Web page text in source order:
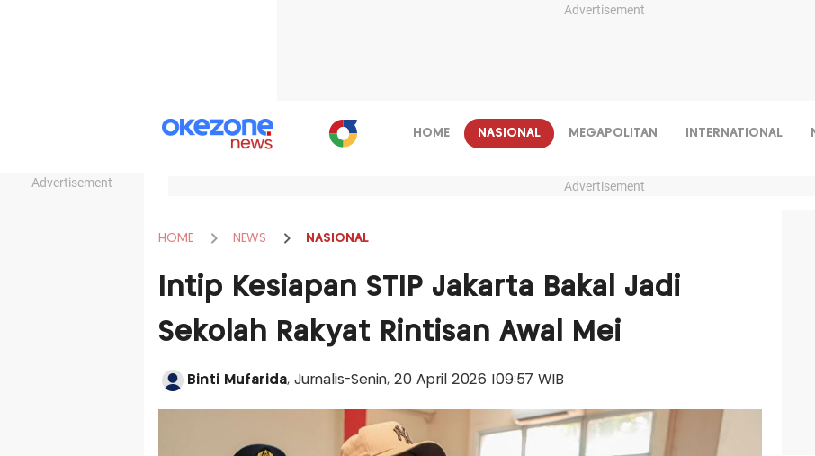
Advertisement
Advertisement
HOME NASIONAL MEGAPOLITAN INTERNATIONAL
Advertisement
HOME NEWS NASIONAL
Intip Kesiapan STIP Jakarta Bakal Jadi
Sekolah Rakyat Rintisan Awal Mei
Binti Mufarida, Jurnalis-Senin, 20 April 2026 |09:57 WIB